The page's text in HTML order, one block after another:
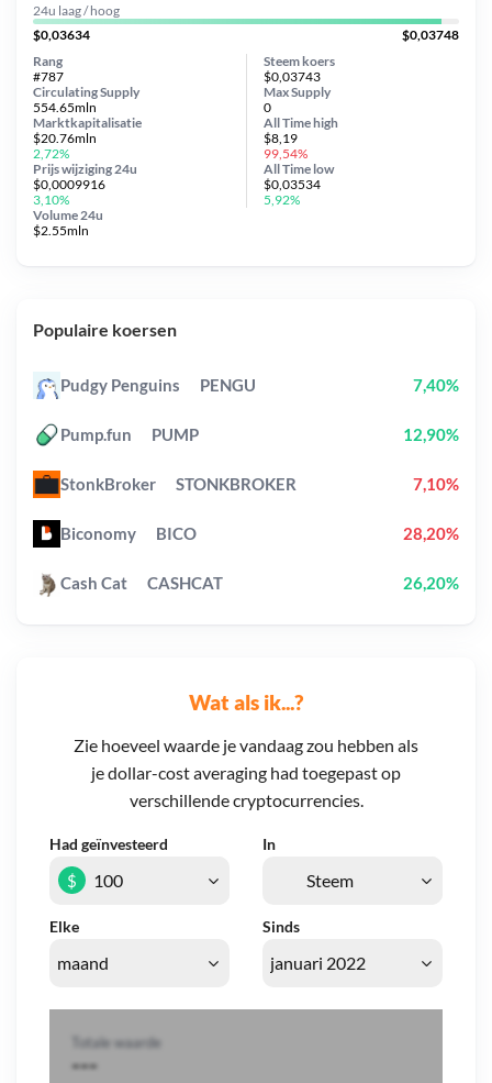
Wat als ik...?
Zie hoeveel waarde je vandaag zou hebben als
je dollar-cost averaging had toegepast op
verschillende cryptocurrencies.
Had geïnvesteerd In
Elke Sinds
$
Totale waarde
---
24u laag / hoog
$0,03634
$0,03748
Steem koers
$0,03743
Circulating Supply
554.65mln
Prijs wijziging 24u
$0,0009916
3,10%
Max Supply
0
Marktkapitalisatie
$20.76mln
2,72%
Volume 24u
$2.55mln
Rang
#787
All Timehigh
$8,19
99,54%
All Time low
$0,03534
5,92%
Populaire koersen
Pudgy Penguins PENGU 7,40%
Pump.fun PUMP 12,90%
StonkBroker STONKBROKER 7,10%
Biconomy BICO 28,20%
Cash Cat CASHCAT 26,20%